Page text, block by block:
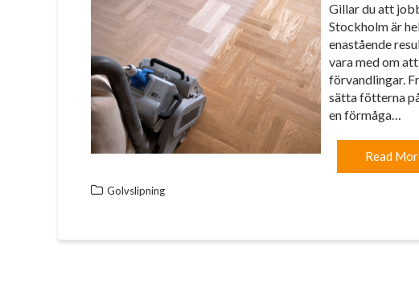
Gillar du att
Stockholm är
enastående
vara med om
förvandlingar.
sätta fötterna
en förmåga…
Read
Golvslipning